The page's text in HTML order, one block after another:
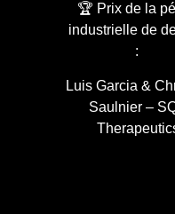
🏆 Prix de la
industrielle de
:
Luis Garcia &
Saulnier –